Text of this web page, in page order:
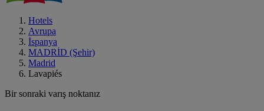
Hotels
Avrupa
İspanya
MADRİD (Şehir)
Madrid
Lavapiés
Bir sonraki varış noktanız